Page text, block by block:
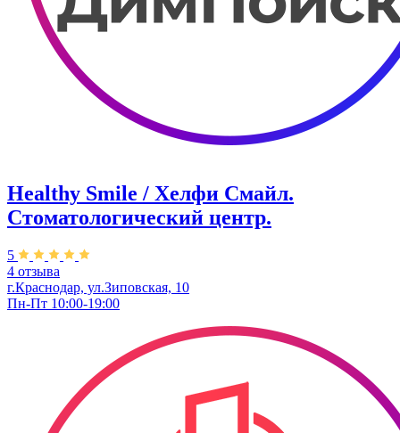
Healthy Smile / Хелфи Смайл.
Стоматологический центр.
5
4 отзыва
г.Краснодар, ул.Зиповская, 10
Пн-Пт 10:00-19:00